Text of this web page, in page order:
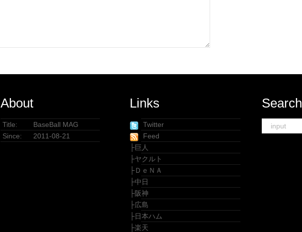
About
Title:
BaseBall MAG
Since:
2011-08-21
Links
Twitter
Feed
├巨人
├ヤクルト
├ＤｅＮＡ
├中日
├阪神
├広島
├日本ハム
├楽天
Search